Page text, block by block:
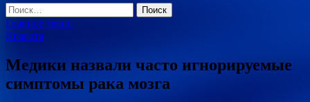
Найти:
Главное меню
Красота
Медики назвали часто игнорируемые
симптомы рака мозга